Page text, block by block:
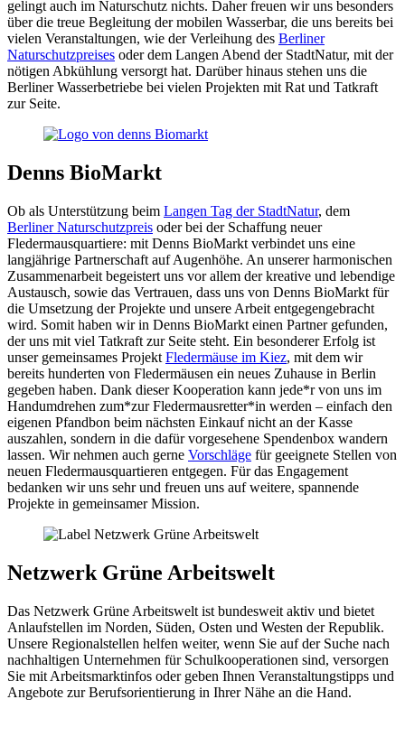
gelingt auch im Naturschutz nichts. Daher freuen wir uns besonders
über die treue Begleitung der mobilen Wasserbar, die uns bereits bei
vielen Veranstaltungen, wie der Verleihung des Berliner
Naturschutzpreises oder dem Langen Abend der StadtNatur, mit der
nötigen Abkühlung versorgt hat. Darüber hinaus stehen uns die
Berliner Wasserbetriebe bei vielen Projekten mit Rat und Tatkraft
zur Seite.
Denns BioMarkt
Ob als Unterstützung beim Langen Tag der StadtNatur, dem
Berliner Naturschutzpreis oder bei der Schaffung neuer
Fledermausquartiere: mit Denns BioMarkt verbindet uns eine
langjährige Partnerschaft auf Augenhöhe. An unserer harmonischen
Zusammenarbeit begeistert uns vor allem der kreative und lebendige
Austausch, sowie das Vertrauen, dass uns von Denns BioMarkt für
die Umsetzung der Projekte und unsere Arbeit entgegengebracht
wird. Somit haben wir in Denns BioMarkt einen Partner gefunden,
der uns mit viel Tatkraft zur Seite steht. Ein besonderer Erfolg ist
unser gemeinsames Projekt Fledermäuse im Kiez, mit dem wir
bereits hunderten von Fledermäusen ein neues Zuhause in Berlin
gegeben haben. Dank dieser Kooperation kann jede*r von uns im
Handumdrehen zum*zur Fledermausretter*in werden – einfach den
eigenen Pfandbon beim nächsten Einkauf nicht an der Kasse
auszahlen, sondern in die dafür vorgesehene Spendenbox wandern
lassen. Wir nehmen auch gerne Vorschläge für geeignete Stellen von
neuen Fledermausquartieren entgegen. Für das Engagement
bedanken wir uns sehr und freuen uns auf weitere, spannende
Projekte in gemeinsamer Mission.
Netzwerk Grüne Arbeitswelt
Das Netzwerk Grüne Arbeitswelt ist bundesweit aktiv und bietet
Anlaufstellen im Norden, Süden, Osten und Westen der Republik.
Unsere Regionalstellen helfen weiter, wenn Sie auf der Suche nach
nachhaltigen Unternehmen für Schulkooperationen sind, versorgen
Sie mit Arbeitsmarktinfos oder geben Ihnen Veranstaltungstipps und
Angebote zur Berufsorientierung in Ihrer Nähe an die Hand.